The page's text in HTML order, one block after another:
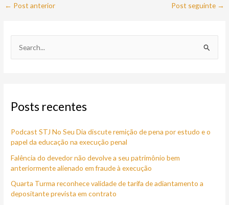
← Post anterior Post seguinte →
u
s
a
r
p
o
Posts recentes
Podcast STJ No Seu Dia discute remição de pena por estudo e o
papel da educação na execução penal
Falência do devedor não devolve a seu patrimônio bem
anteriormente alienado em fraude à execução
Quarta Turma reconhece validade de tarifa de adiantamento a
depositante prevista em contrato